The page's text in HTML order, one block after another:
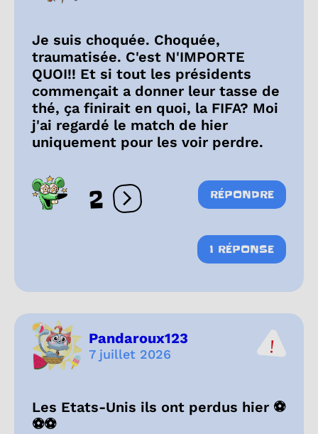
Je suis choquée. Choquée,
traumatisée. C'est N'IMPORTE
QUOI!! Et si tout les présidents
commençait a donner leur tasse de
thé, ça finirait en quoi, la FIFA? Moi
j'ai regardé le match de hier
uniquement pour les voir perdre.
2 Ouvrir les réactions
RÉPONDRE
1 RÉPONSE
Pandaroux123
7 juillet 2026
Les Etats-Unis ils ont perdus hier ⚽
⚽⚽